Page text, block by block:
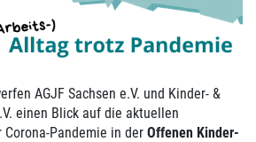
AGJF Sachsen e.V. und Kinder- &
einen Blick auf die aktuellen
Pandemie in der Offenen Kinder-